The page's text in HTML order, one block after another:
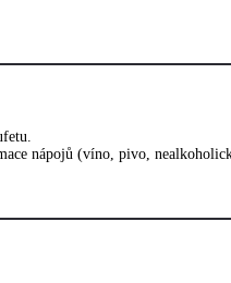
nápojů (víno, pivo,